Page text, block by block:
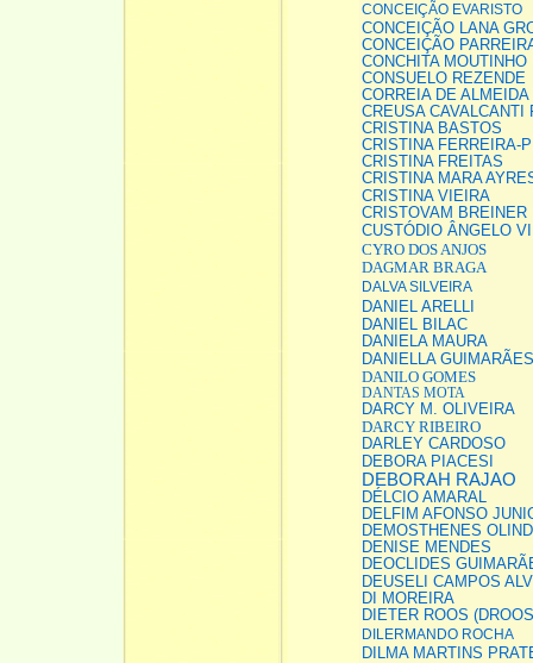
CONCEIÇÃO EVARISTO
CONCEIÇÃO LANA
CONCEIÇÃO
CONCHITA
CONSUELO REZENDE
CORREIA DE ALMEIDA
CREUSA CAVALCANTI
CRISTINA BASTOS
CRISTINA FERREIRA-
CRISTINA FREITAS
CRISTINA MARA
CRISTINA VIEIRA
CRISTOVAM BREINER
CUSTÓDIO ÂNGELO
CYRO DOS ANJOS
DAGMAR BRAGA
DALVA SILVEIRA
DANIEL ARELLI
DANIEL BILAC
DANIELA MAURA
DANIELLA
DANILO GOMES
DANTAS MOTA
DARCY M. OLIVEIRA
DARCY RIBEIRO
DARLEY CARDOSO
DEBORA PIACESI
DEBORAH RAJAO
DÉLCIO AMARAL
DELFIM AFONSO
DEMOSTHENES
DENISE MENDES
DEOCLIDES
DEUSELI CAMPOS
DI MOREIRA
DIETER ROOS
DILERMANDO ROCHA
DILMA MARTINS